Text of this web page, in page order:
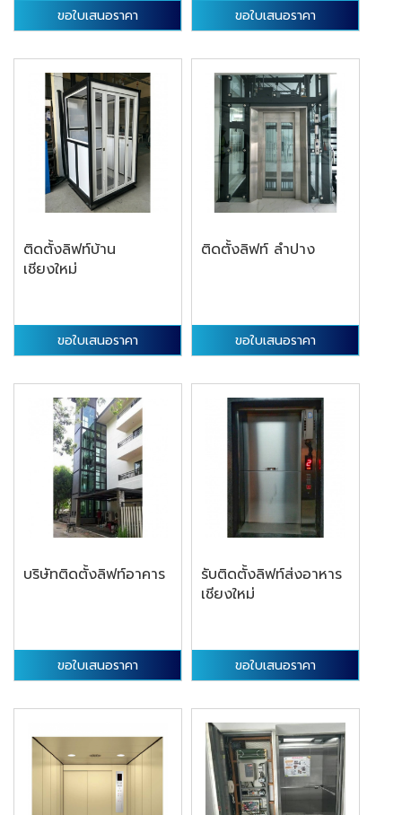
ขอใบเสนอราคา ขอใบเสนอราคา
ติดตั้งลิฟท์บ้าน
เชียงใหม่
ขอใบเสนอราคา
ติดตั้งลิฟท์ ลำปาง
ขอใบเสนอราคา
บริษัทติดตั้งลิฟท์อาคาร
ขอใบเสนอราคา
รับติดตั้งลิฟท์ส่งอาหาร
เชียงใหม่
ขอใบเสนอราคา